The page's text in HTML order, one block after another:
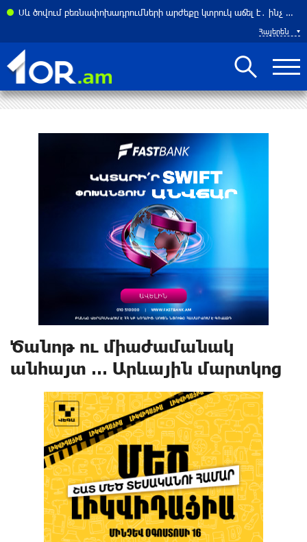
Սև ծովում բեռնափոխադրումների արժեքը կտրուկ աճել է․ ինչ ազդեցություն կունենա այն Հայաստանի վրա
Հայերեն
Ծանոթ ու միաժամանակ
անհայտ … Արևային մարտկոց